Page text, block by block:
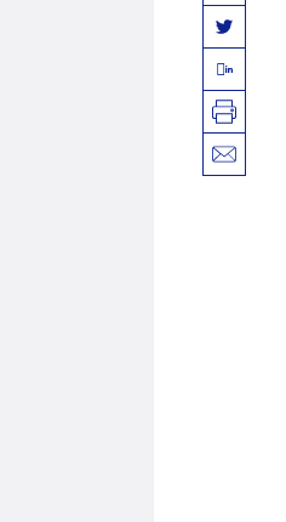
Twitter
Linkedin
Imprimer
Envoyer